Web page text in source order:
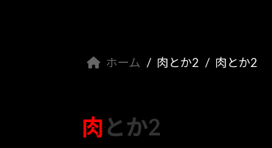
ホーム 肉とか2 肉とか2
肉とか2